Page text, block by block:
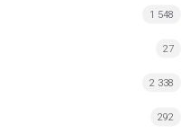
1 548
27
2 338
292